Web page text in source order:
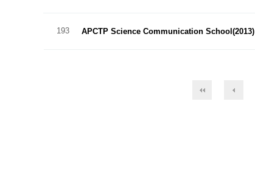
193 APCTP Science Communication School(2013)